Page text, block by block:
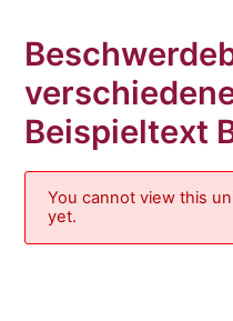
Beispieltext
You cannot view this
yet.